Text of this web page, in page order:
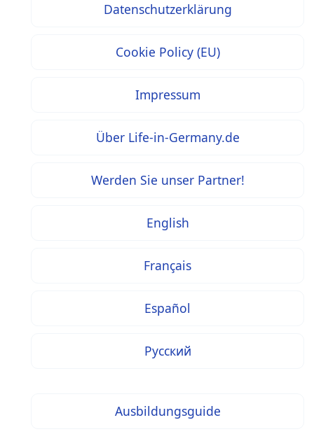
Datenschutzerklärung
Cookie Policy (EU)
Impressum
Über Life-in-Germany.de
Werden Sie unser Partner!
English
Français
Español
Русский
Ausbildungsguide